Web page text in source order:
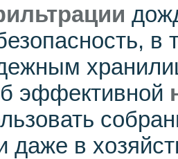
в
эффективной
даже в